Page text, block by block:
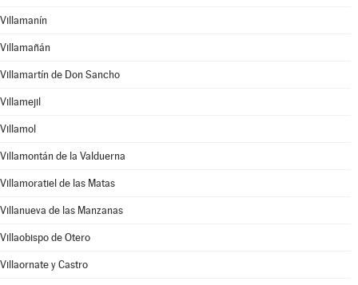
Villamanín
Villamañán
Villamartín de Don Sancho
Villamejil
Villamol
Villamontán de la Valduerna
Villamoratiel de las Matas
Villanueva de las Manzanas
Villaobispo de Otero
Villaornate y Castro